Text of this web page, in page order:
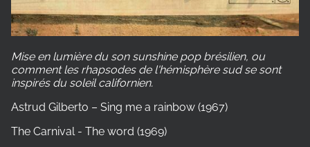
Mise en lumière du son sunshine pop brésilien, ou
comment les rhapsodes de l'hémisphère sud se sont
inspirés du soleil californien.
Astrud Gilberto – Sing me a rainbow (1967)
The Carnival - The word (1969)